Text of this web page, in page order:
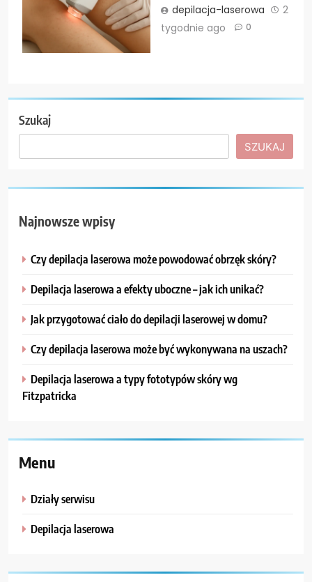
depilacja-laserowa
2
tygodnie ago
0
Szukaj
SZUKAJ
Najnowsze wpisy
Czy depilacja laserowa może powodować obrzęk skóry?
Depilacja laserowa a efekty uboczne – jak ich unikać?
Jak przygotować ciało do depilacji laserowej w domu?
Czy depilacja laserowa może być wykonywana na uszach?
Depilacja laserowa a typy fototypów skóry wg
Fitzpatricka
Menu
Działy serwisu
Depilacja laserowa